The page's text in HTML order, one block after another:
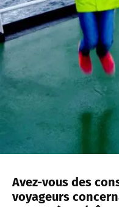
Avez-vous des
voyageurs